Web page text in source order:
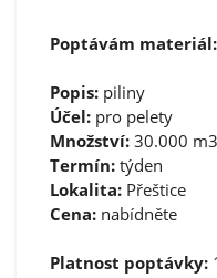
Poptávám materiál:
Popis: piliny
Účel: pro pelety
Množství: 30.000
Termín: týden
Lokalita: Přeštice
Cena: nabídněte
Platnost poptávky: